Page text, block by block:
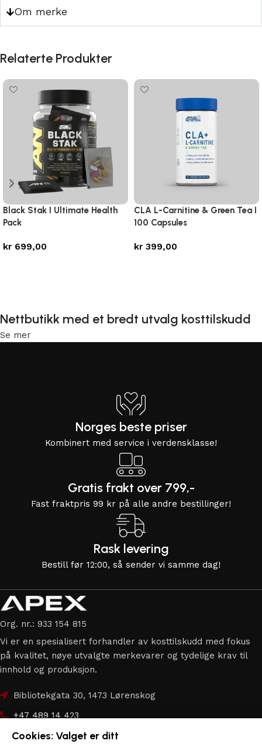
Om merke
Relaterte Produkter
Black Stak I Ultimate Health
Pack
kr 699,00
CLA L-Carnitine & Green Tea I
100 Capsules
kr 399,00
Nettbutikk med et bredt utvalg kosttilskudd
Se mer
Norges beste priser
Kombinert med service i verdensklasse!
Gratis frakt over 799,-
Fast fraktpris 99 kr på alle andre bestillinger!
Rask levering
Bestill før 12:00, så sender vi samme dag!
Org. nr.: 933 154 815
Vi er en spesialisert forhandler av kosttilskudd med fokus
på kvalitet, nøye utvalgte merkevarer og tydelige krav til
innhold og produksjon.
Bibliotekgata 30, 1473 Lørenskog
+47 489 14 423
hei@apex.no
Cookies: Valget er ditt